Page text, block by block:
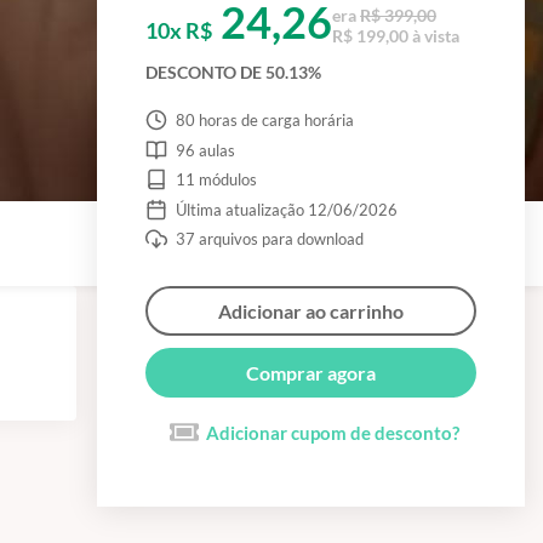
10x R$ 24,26eraR$ 399,00
R$ 199,00 à vista
DESCONTO DE 50.13%
80 horas de carga horária
96 aulas
11 módulos
Última atualização 12/06/2026
37 arquivos para download
Adicionar ao carrinho
Comprar agora
Adicionar cupom de desconto?